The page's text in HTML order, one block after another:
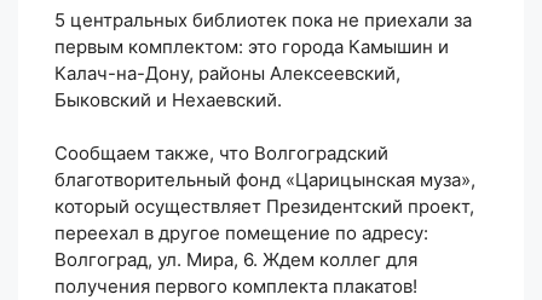
5 центральных библиотек пока не приехали за
первым комплектом: это города Камышин и
Калач-на-Дону, районы Алексеевский,
Быковский и Нехаевский.
Сообщаем также, что Волгоградский
благотворительный фонд «Царицынская муза»,
который осуществляет Президентский проект,
переехал в другое помещение по адресу:
Волгоград, ул. Мира, 6. Ждем коллег для
получения первого комплекта плакатов!